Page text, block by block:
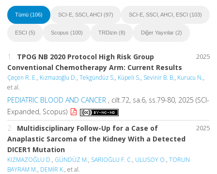
Tümü (106) SCI-E, SSCI, AHCI (97) SCI-E, SSCI, AHCI, ESCI (103)
ESCI (5) Scopus (100) TRDizin (8) Diğer Yayınlar (2)
2025
1. TPOG NB 2020 Protocol High Risk Group
Conventional Chemotherapy Arm: Current Results
Çeçen R. E., Kızmazoğlu D., Tekgündüz S., Küpeli S., Sevinir B. B., Kurucu N.,
et al.
PEDIATRIC BLOOD AND CANCER , cilt.72, sa.6, ss.79-80, 2025 (SCI-
Expanded, Scopus)
2025
2. Multidisciplinary Follow-Up for a Case of
Anaplastic Sarcoma of the Kidney With a Detected
DICER1 Mutation
KIZMAZOĞLU D., GÜNDÜZ M., SARIOĞLU F. C., ULUSOY O., TORUN
BAYRAM M., DEMİR K., et al.